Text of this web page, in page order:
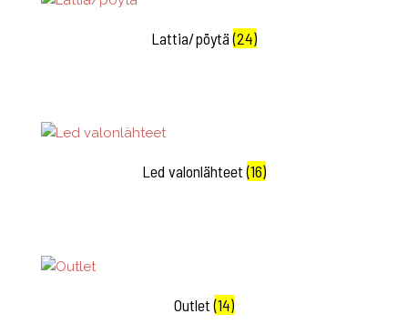
Lattia/pöytä(24)
Led valonlähteet(16)
Outlet(14)